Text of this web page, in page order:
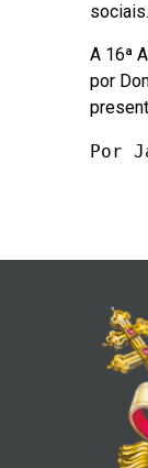
sociais.
A 16ª
por
Por